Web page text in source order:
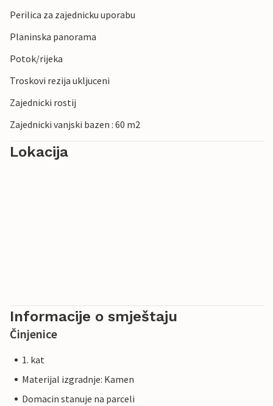
Perilica za zajednicku uporabu
Planinska panorama
Potok/rijeka
Troskovi rezija ukljuceni
Zajednicki rostij
Zajednicki vanjski bazen : 60 m2
Lokacija
Informacije o smještaju
Činjenice
1. kat
Materijal izgradnje: Kamen
Domacin stanuje na parceli